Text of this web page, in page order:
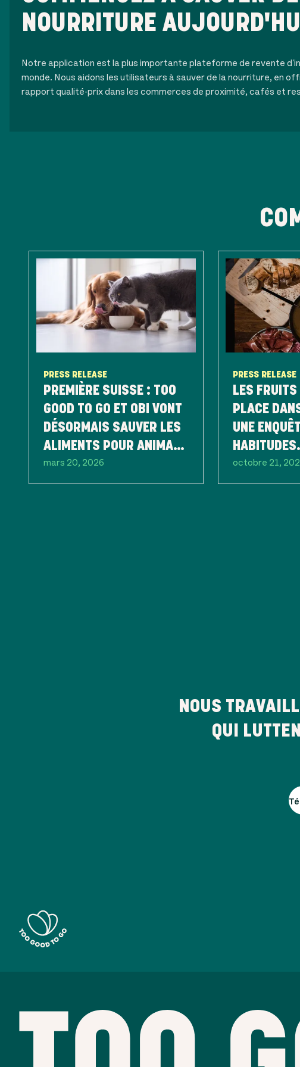
NOURRITURE AUJOURD'HUI
Notre application est la plus importante plateforme de revente
monde. Nous aidons les utilisateurs à sauver de la nourriture, en
rapport qualité-prix dans les commerces de proximité, cafés et
PRESS RELEASE
PREMIÈRE SUISSE : TOO
GOOD TO GO ET OBI VONT
DÉSORMAIS SAUVER LES
ALIMENTS POUR ANIMAUX
ET LES PLANTES DU
GASPILLAGE
mars 20, 2026
PRESS RELEASE
LES
PLACE
UNE
HABITUDES
SUISSES
octobre 21,
NOUS
QUI